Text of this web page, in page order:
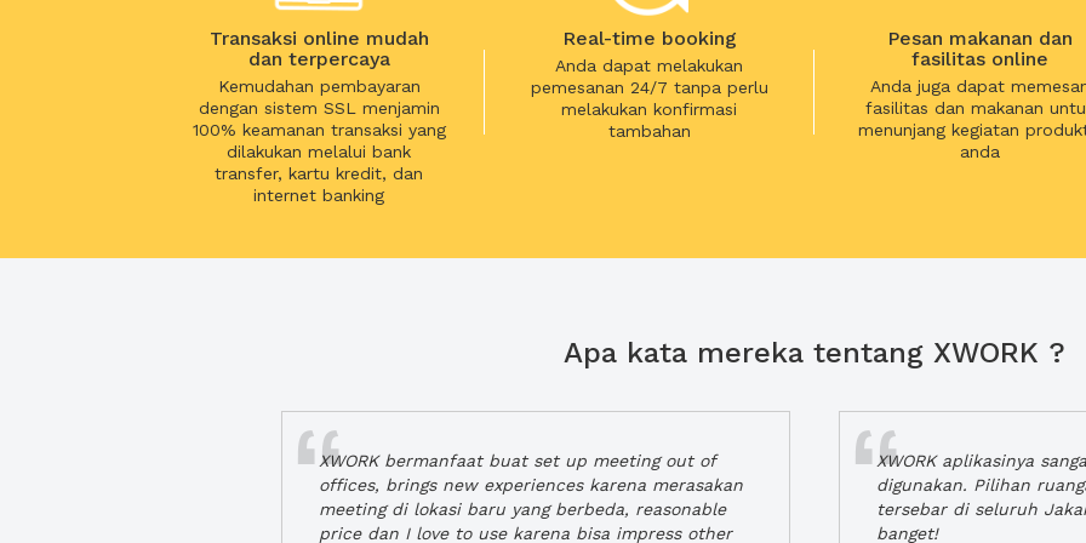
Transaksi online mudah
dan terpercaya
Kemudahan pembayaran
dengan sistem SSL menjamin
100% keamanan transaksi yang
dilakukan melalui bank
transfer, kartu kredit, dan
internet banking
Real-time booking
Anda dapat melakukan
pemesanan 24/7 tanpa perlu
melakukan konfirmasi
tambahan
Pesan makanan dan
fasilitas online
Anda juga dapat
fasilitas dan makanan
menunjang kegiatan
anda
Apa kata mereka tentang XWORK ?
XWORK bermanfaat buat set up meeting out of
offices, brings new experiences karena merasakan
meeting di lokasi baru yang berbeda, reasonable
price dan I love to use karena bisa impress other
XWORK aplikasinya
digunakan. Pilihan
tersebar di seluruh
banget!